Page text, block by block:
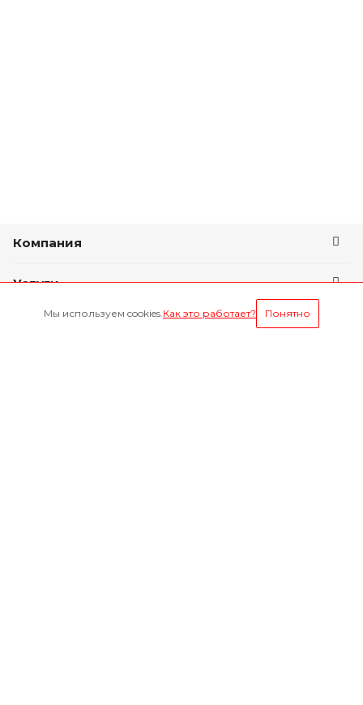
Компания
Услуги
Условия оплаты
Мы используем cookies.Как это работает? Понятно